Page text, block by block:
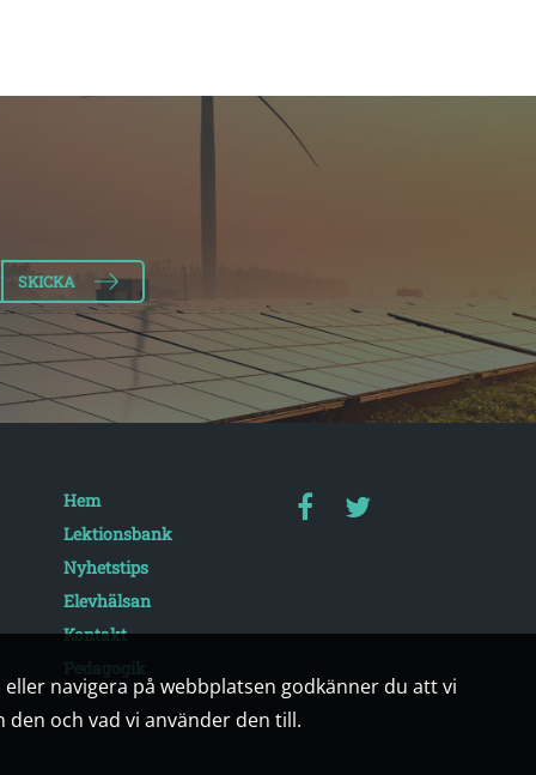
navigera på webbplatsen godkänner du att vi
och vad vi använder den till.
Hem
Lektionsbank
Nyhetstips
Elevhälsan
Kontakt